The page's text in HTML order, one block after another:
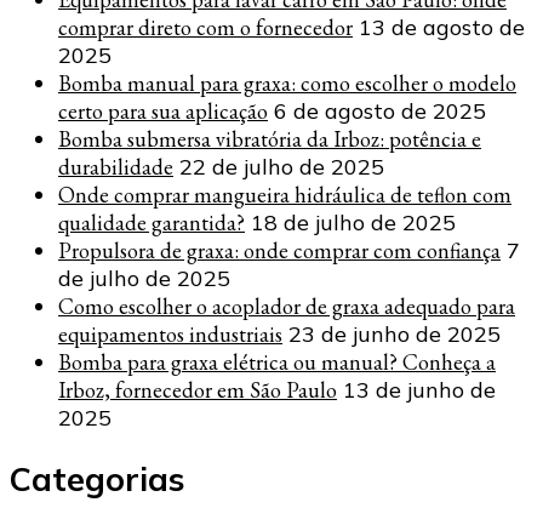
comprar direto com o fornecedor 13 de agosto de
2025
Bomba manual para graxa: como escolher o modelo
certo para sua aplicação 6 de agosto de 2025
Bomba submersa vibratória da Irboz: potência e
durabilidade 22 de julho de 2025
Onde comprar mangueira hidráulica de teflon com
qualidade garantida? 18 de julho de 2025
Propulsora de graxa: onde comprar com confiança 7
de julho de 2025
Como escolher o acoplador de graxa adequado para
equipamentos industriais 23 de junho de 2025
Bomba para graxa elétrica ou manual? Conheça a
Irboz, fornecedor em São Paulo 13 de junho de
2025
Categorias